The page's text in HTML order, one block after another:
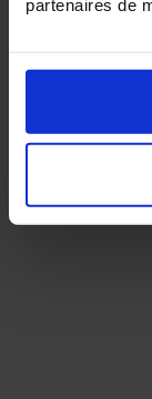
partenaires de